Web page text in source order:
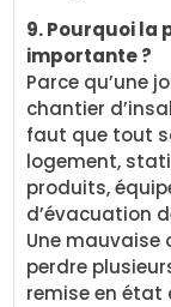
9. Pourquoi
importante ?
Parce qu’une
chantier
faut que tout
logement,
produits,
d’évacuation
Une
perdre
remise en état